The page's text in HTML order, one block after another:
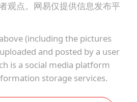
观点。网易仅提供信息发布平
(including the pictures
and posted by a user
is a social media platform
storage services.